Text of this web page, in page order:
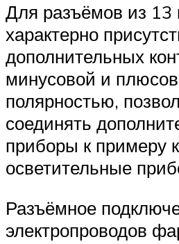
Для разъёмов из 13
характерно
дополнительных
минусовой и
полярностью,
соединять
приборы к примеру
осветительные
Разъёмное
электропроводов